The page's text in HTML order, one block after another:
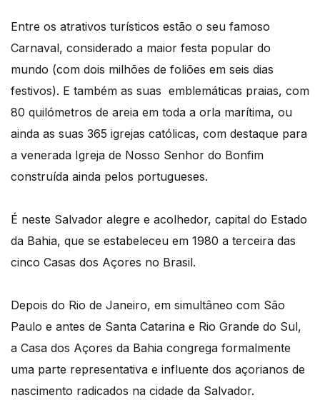
Entre os atrativos turísticos estão o seu famoso
Carnaval, considerado a maior festa popular do
mundo (com dois milhões de foliões em seis dias
festivos). E também as suas emblemáticas praias, com
80 quilómetros de areia em toda a orla marítima, ou
ainda as suas 365 igrejas católicas, com destaque para
a venerada Igreja de Nosso Senhor do Bonfim
construída ainda pelos portugueses.
É neste Salvador alegre e acolhedor, capital do Estado
da Bahia, que se estabeleceu em 1980 a terceira das
cinco Casas dos Açores no Brasil.
Depois do Rio de Janeiro, em simultâneo com São
Paulo e antes de Santa Catarina e Rio Grande do Sul,
a Casa dos Açores da Bahia congrega formalmente
uma parte representativa e influente dos açorianos de
nascimento radicados na cidade da Salvador.